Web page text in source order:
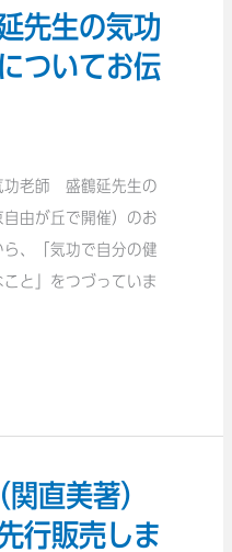
先生の気功
ついてお伝
老師 盛鶴延先生の
由が丘で開催）のお
、「気功で自分の健
と」をつづっていま
直美著）
行販売しま